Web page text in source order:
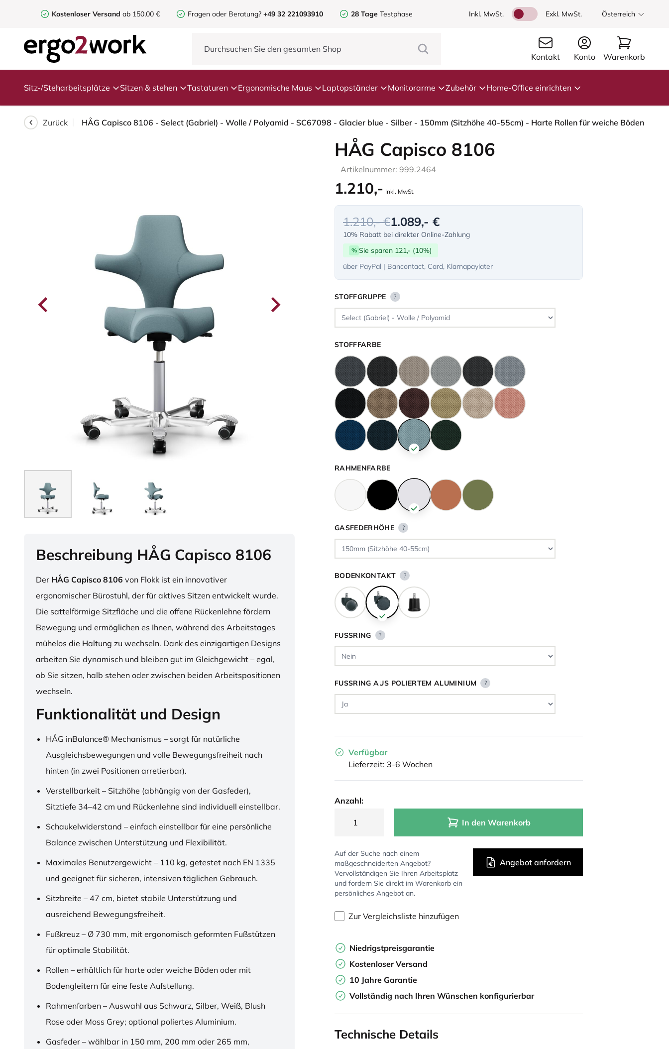
Kostenloser Versand ab 150,00 € Fragen oder Beratung? +49 32 221093910 28 Tage Testphase Inkl. MwSt. Exkl. MwSt. Österreich
Kontakt Konto Warenkorb
Sitz-/Steharbeitsplätze Sitzen & stehen Tastaturen Ergonomische Maus Laptopständer Monitorarme Zubehör Home-Office einrichten
Zurück HÅG Capisco 8106 - Select (Gabriel) - Wolle / Polyamid - SC67098 - Glacier blue - Silber - 150mm (Sitzhöhe 40-55cm) - Harte Rollen für weiche Böden
Beschreibung HÅG Capisco 8106
Der HÅG Capisco 8106 von Flokk ist ein innovativer
ergonomischer Bürostuhl, der für aktives Sitzen entwickelt wurde.
Die sattelförmige Sitzfläche und die offene Rückenlehne fördern
Bewegung und ermöglichen es Ihnen, während des Arbeitstages
mühelos die Haltung zu wechseln. Dank des einzigartigen Designs
arbeiten Sie dynamisch und bleiben gut im Gleichgewicht – egal,
ob Sie sitzen, halb stehen oder zwischen beiden Arbeitspositionen
wechseln.
Funktionalität und Design
HÅG inBalance® Mechanismus – sorgt für natürliche
Ausgleichsbewegungen und volle Bewegungsfreiheit nach
hinten (in zwei Positionen arretierbar).
Verstellbarkeit – Sitzhöhe (abhängig von der Gasfeder),
Sitztiefe 34–42 cm und Rückenlehne sind individuell einstellbar.
Schaukelwiderstand – einfach einstellbar für eine persönliche
Balance zwischen Unterstützung und Flexibilität.
Maximales Benutzergewicht – 110 kg, getestet nach EN 1335
und geeignet für sicheren, intensiven täglichen Gebrauch.
Sitzbreite – 47 cm, bietet stabile Unterstützung und
ausreichend Bewegungsfreiheit.
Fußkreuz – Ø 730 mm, mit ergonomisch geformten Fußstützen
für optimale Stabilität.
Rollen – erhältlich für harte oder weiche Böden oder mit
Bodengleitern für eine feste Aufstellung.
Rahmenfarben – Auswahl aus Schwarz, Silber, Weiß, Blush
Rose oder Moss Grey; optional poliertes Aluminium.
Gasfeder – wählbar in 150 mm, 200 mm oder 265 mm,
HÅG Capisco 8106
Artikelnummer: 999.2464
1.210,- Inkl. MwSt.
1.210,- €1.089,- €
10% Rabatt bei direkter Online-Zahlung
% Sie sparen 121,- (10%)
über PayPal | Bancontact, Card, Klarnapaylater
STOFFGRUPPE ?
STOFFFARBE
RAHMENFARBE
GASFEDERHÖHE ?
BODENKONTAKT ?
FUSSRING ?
FUSSRING AUS POLIERTEM ALUMINIUM ?
Verfügbar
Lieferzeit: 3-6 Wochen
Anzahl:
In den Warenkorb
Auf der Suche nach einem
maßgeschneiderten Angebot?
Vervollständigen Sie Ihren Arbeitsplatz
und fordern Sie direkt im Warenkorb ein
persönliches Angebot an.
Angebot anfordern
Zur Vergleichsliste hinzufügen
Niedrigstpreisgarantie
Kostenloser Versand
10 Jahre Garantie
Vollständig nach Ihren Wünschen konfigurierbar
Technische Details